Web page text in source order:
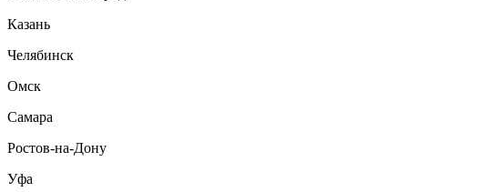
Казань
Челябинск
Омск
Самара
Ростов-на-Дону
Уфа